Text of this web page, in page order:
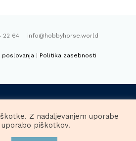
22 64 info@hobbyhorse.world
poslovanja| Politika zasebnosti
Z nadaljevanjem uporabe
piškotkov.